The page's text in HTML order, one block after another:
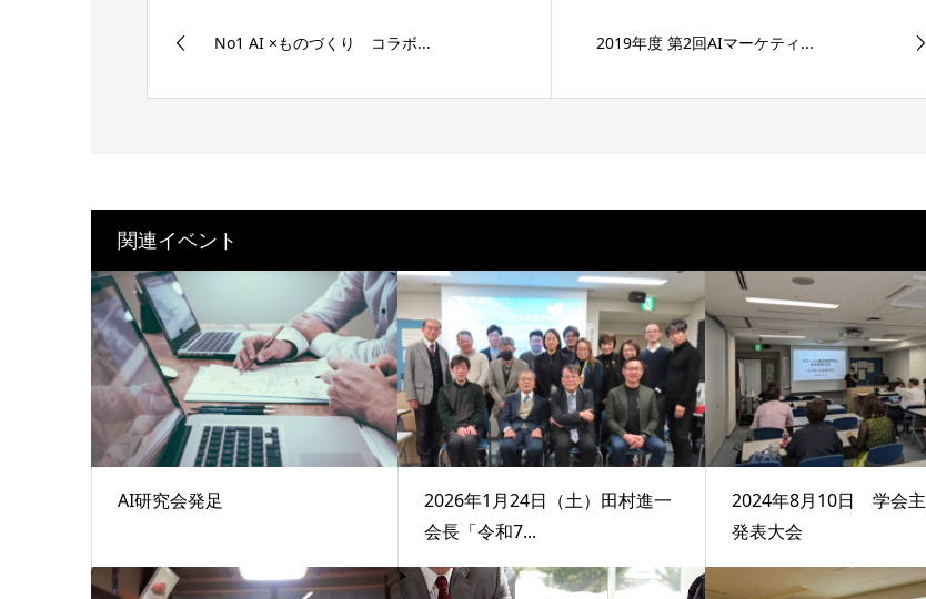
No1 AI ×ものづくり コラボ... 2019年度 第2回AIマーケティ...
関連イベント
AI研究会発足
2026年1月24日（土）田村進一
会長「令和7...
2024年8月10日 学会
発表大会